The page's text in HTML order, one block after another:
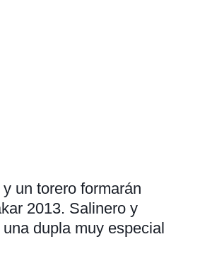
un torero formarán
2013. Salinero y
dupla muy especial